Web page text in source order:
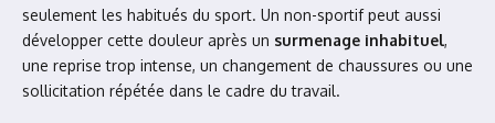
seulement les habitués du sport. Un non-sportif peut aussi
développer cette douleur après un surmenage inhabituel,
une reprise trop intense, un changement de chaussures ou une
sollicitation répétée dans le cadre du travail.